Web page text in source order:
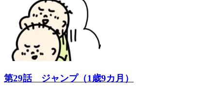
第29話 ジャンプ（1歳9カ月）